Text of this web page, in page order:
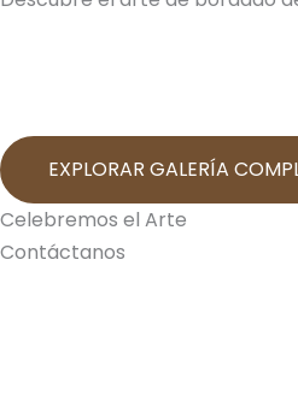
EXPLORAR GALERÍA
Celebremos el Arte
Contáctanos